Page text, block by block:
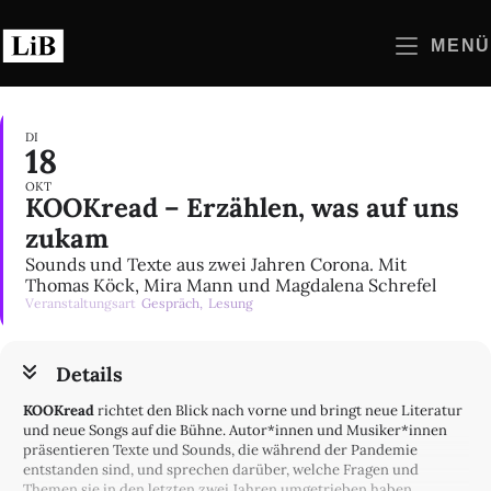
Inhalt
springen
MENÜ
DI
18
OKT
KOOKread – Erzählen, was auf uns
zukam
Sounds und Texte aus zwei Jahren Corona. Mit
Thomas Köck, Mira Mann und Magdalena Schrefel
Veranstaltungsart Gespräch, Lesung
Details
KOOKreadrichtet den Blick nach vorne und bringt neue Literatur
und neue Songs auf die Bühne. Autor*innen und Musiker*innen
präsentieren Texte und Sounds, die während der Pandemie
entstanden sind, und sprechen darüber, welche Fragen und